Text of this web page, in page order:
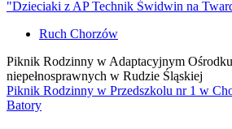
"Dzieciaki z AP Technik Świdwin na
Ruch Chorzów
Piknik Rodzinny w Adaptacyjnym
niepełnosprawnych w Rudzie Śląskiej
Piknik Rodzinny w Przedszkolu nr 1 w
Batory